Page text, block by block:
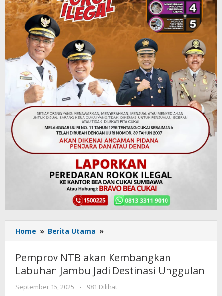
Home » Berita Utama »
NTB
Kembangkan
Labuhan
Jambu
Pemprov NTB akan Kembangkan
Labuhan Jambu Jadi Destinasi Unggulan
September 15, 2025
oleh
-
981 Dilihat